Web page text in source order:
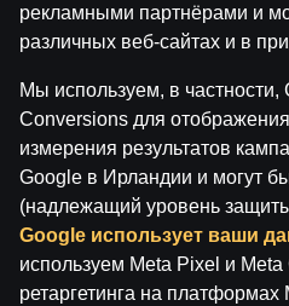
рекламными партнёрами и
различных веб-сайтах и в
Мы используем, в частности,
Conversions для
измерения результатов
Google в Ирландии и могут
(надлежащий уровень
Google использует ваши
используем Meta Pixel и
ретаргетинга на